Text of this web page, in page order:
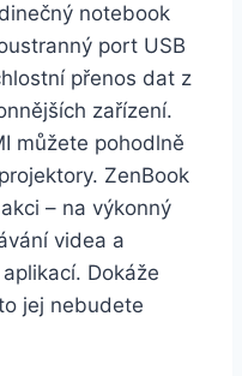
notebook
port USB
přenos dat z
zařízení.
můžete pohodlně
ZenBook
– na výkonný
videa a
Dokáže
jej nebudete